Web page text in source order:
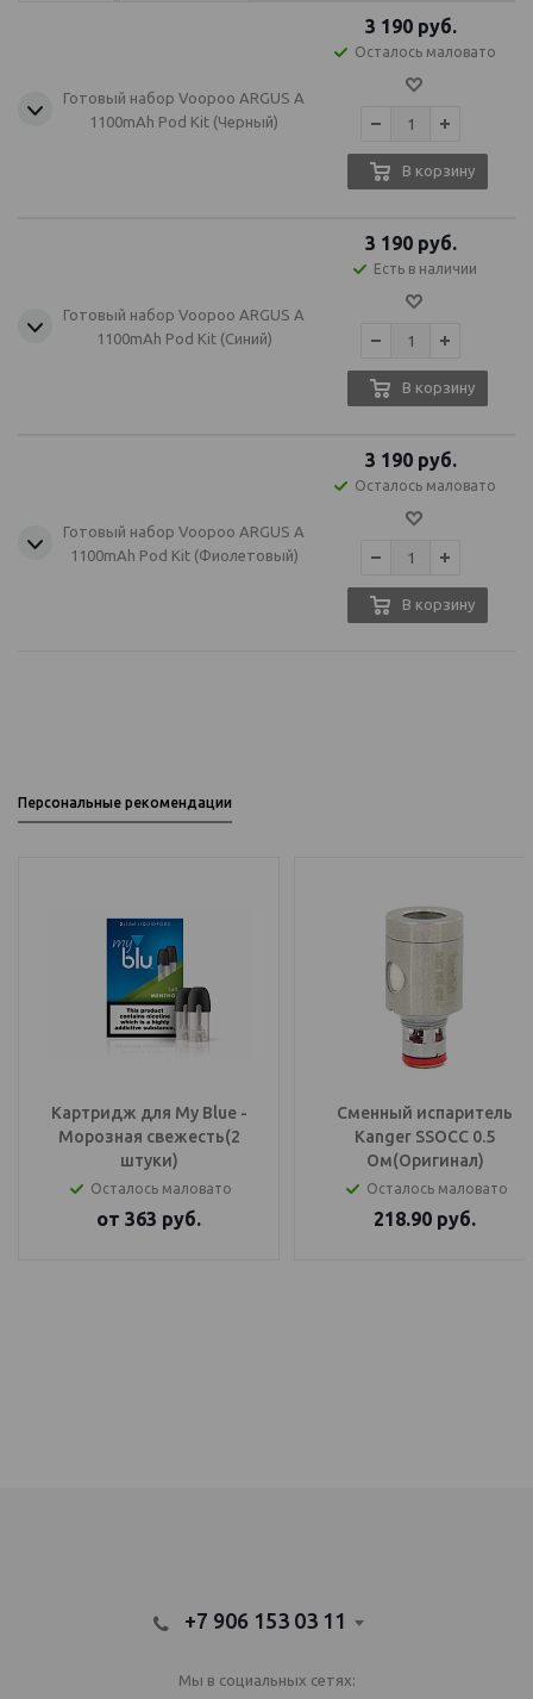
Готовый набор Voopoo ARGUS A
1100mAh Pod Kit (Черный)
3 190 руб.
Осталось маловато
В корзину
Готовый набор Voopoo ARGUS A
1100mAh Pod Kit (Синий)
3 190 руб.
Есть в наличии
В корзину
Готовый набор Voopoo ARGUS A
1100mAh Pod Kit (Фиолетовый)
3 190 руб.
Осталось маловато
В корзину
Персональные рекомендации
Картридж для My Blue -
Морозная свежесть(2
штуки)
Осталось маловато
от 363 руб.
Сменный испаритель
Kanger SSOCC 0.5
Ом(Оригинал)
Осталось маловато
218.90 руб.
+7 906 153 03 11
Мы в социальных сетях: